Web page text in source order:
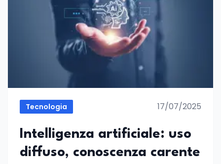
Tecnologia 17/07/2025
Intelligenza artificiale: uso
diffuso, conoscenza carente